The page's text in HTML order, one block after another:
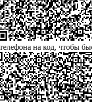
на код, чтобы